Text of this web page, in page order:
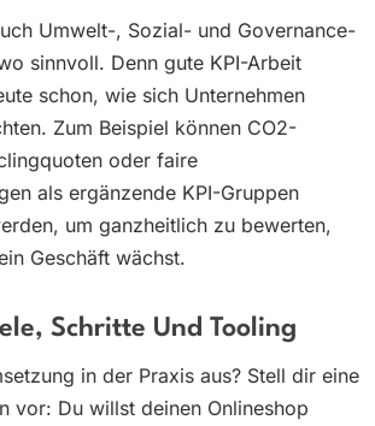
Umwelt-, Sozial- und Governance-
sinnvoll. Denn gute KPI-Arbeit
schon, wie sich Unternehmen
Zum Beispiel können CO2-
oder faire
als ergänzende KPI-Gruppen
um ganzheitlich zu bewerten,
Geschäft wächst.
Schritte Und Tooling
in der Praxis aus? Stell dir eine
vor: Du willst deinen Onlineshop